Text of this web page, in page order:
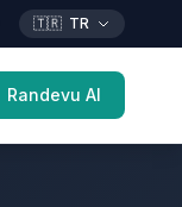
🇹🇷 TR
Randevu Al